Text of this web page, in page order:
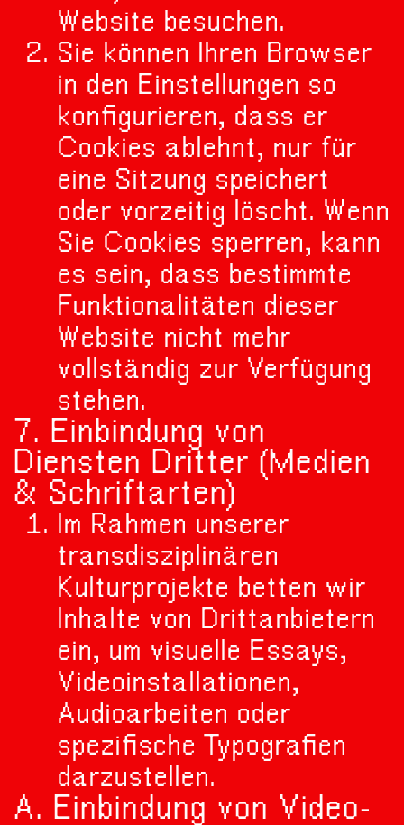
Website besuchen.
Sie können Ihren Browser
in den Einstellungen so
konfigurieren, dass er
Cookies ablehnt, nur für
eine Sitzung speichert
oder vorzeitig löscht. Wenn
Sie Cookies sperren, kann
es sein, dass bestimmte
Funktionalitäten dieser
Website nicht mehr
vollständig zur Verfügung
stehen.
7. Einbindung von
Diensten Dritter (Medien
& Schriftarten)
Im Rahmen unserer
transdisziplinären
Kulturprojekte betten wir
Inhalte von Drittanbietern
ein, um visuelle Essays,
Videoinstallationen,
Audioarbeiten oder
spezifische Typografien
darzustellen.
A. Einbindung von Video-